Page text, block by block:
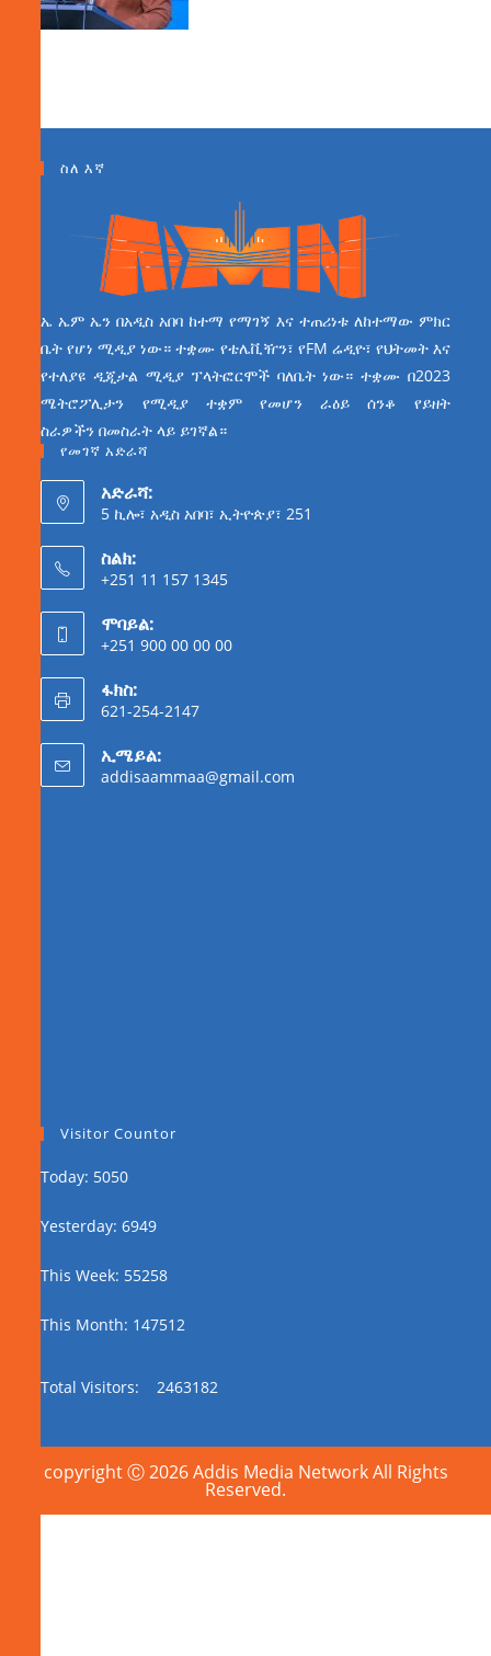
ስለ እኛ
ኤ ኤም ኤን በአዲስ አበባ ከተማ የማገኝ እና ተጠሪነቱ ለከተማው ምክር
ቤት የሆነ ሚዲያ ነው። ተቋሙ የቴሌቪዥን፣ የFM ሬዲዮ፣ የህትመት እና
የተለያዩ ዲጂታል ሚዲያ ፕላትፎርሞች ባለቤት ነው። ተቋሙ በ2023
ሜትሮፖሊታን የሚዲያ ተቋም የመሆን ራዕይ ሰንቆ የይዘት
ስራዎችን በመስራት ላይ ይገኛል።
የመገኛ አድራሻ
አድራሻ:
5 ኪሎ፣ አዲስ አበባ፣ ኢትዮጵያ፣ 251
ስልክ:
+251 11 157 1345
ሞባይል:
+251 900 00 00 00
ፋክስ:
621-254-2147
ኢሜይል:
addisaammaa@gmail.com
Visitor Countor
Today: 5050
Yesterday: 6949
This Week: 55258
This Month: 147512
Total Visitors: 2463182
copyright Ⓒ 2026 Addis Media Network All Rights
Reserved.